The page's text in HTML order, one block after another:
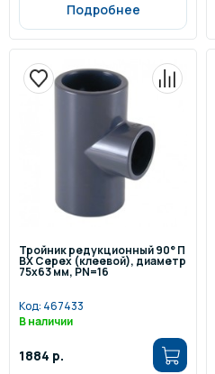
Подробнее
Тройник редукционный 90° П
ВХ Cepex (клеевой), диаметр
75x63 мм, PN=16
Код: 467433
В наличии
1884 р.